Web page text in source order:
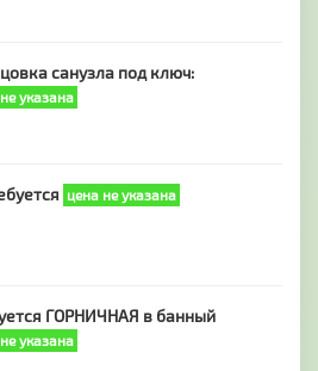
санузла под ключ:
указана
цена не указана
ГОРНИЧНАЯ в банный
указана